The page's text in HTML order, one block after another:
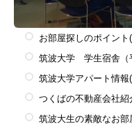
お部屋探しのポイント
筑波大学 学生宿舎（
筑波大学アパート情報
つくばの不動産会社紹
筑波大生の素敵なお部